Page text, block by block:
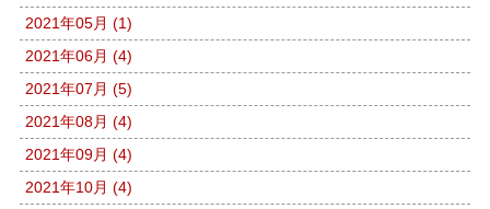
2021年05月 (1)
2021年06月 (4)
2021年07月 (5)
2021年08月 (4)
2021年09月 (4)
2021年10月 (4)